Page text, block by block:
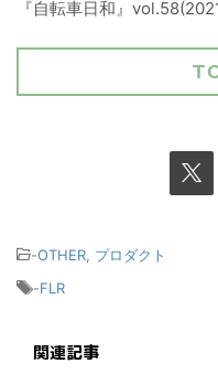
『自転車日和』
-OTHER プロダクト
-FLR
関連記事